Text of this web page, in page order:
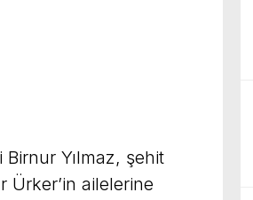
Yılmaz, şehit
Ürker’in ailelerine